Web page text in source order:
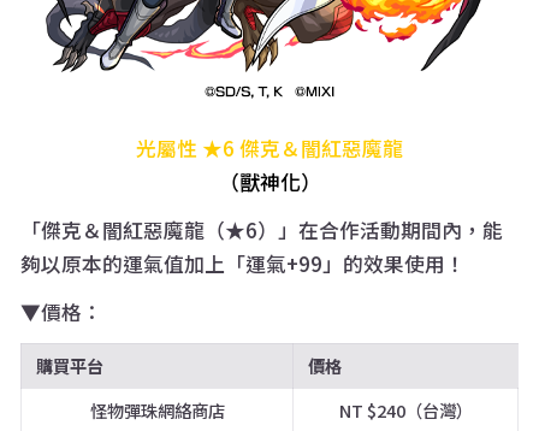
光屬性 ★6 傑克＆闇紅惡魔龍
（獸神化）
「傑克＆闇紅惡魔龍（★6）」在合作活動期間內，能
夠以原本的運氣值加上「運氣+99」的效果使用！
▼價格：
購買平台
價格
怪物彈珠網絡商店
NT $240（台灣）